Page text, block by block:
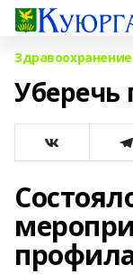
Здравоохранение
Уберечь